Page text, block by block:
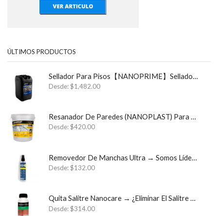
ÚLTIMOS PRODUCTOS
Desde:$1,482.00
Resanador De Paredes (NANOPLAST) Para Sistemas Impermeables
Desde:$420.00
Removedor De Manchas Ultra → Somos Líder Monterrey Semperklin
Desde:$132.00
Quita Salitre Nanocare → ¿Eliminar El Salitre Para Siempre? ✓
Desde:$314.00